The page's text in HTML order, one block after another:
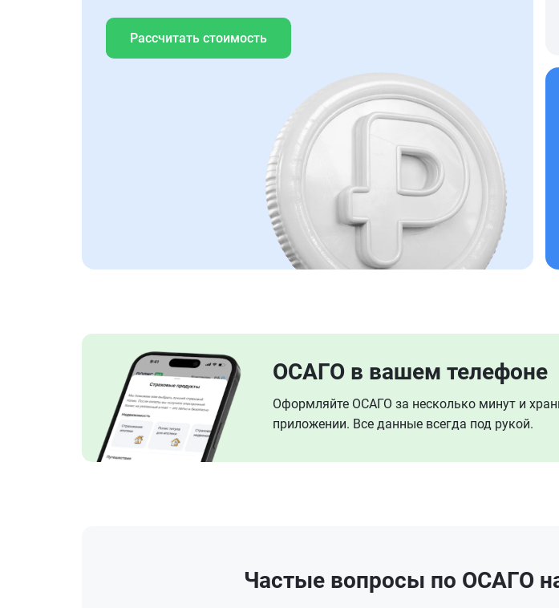
Рассчитать стоимость
ОСАГО в вашем телефоне
Оформляйте ОСАГО за несколько минут и
приложении. Все данные всегда под рукой.
Частые вопросы по ОСАГО